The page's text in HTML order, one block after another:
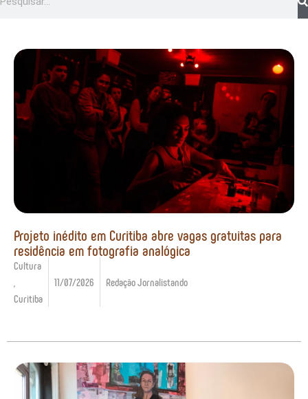
Projeto inédito em Curitiba abre vagas gratuitas para
residência em fotografia analógica
Cultura
Curitiba
11/07/2026 Redação Jornalistando